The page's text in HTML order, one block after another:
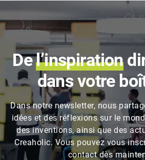
Del’inspiration
dans votre
Dans notre newsletter, nous
idées et des réflexions sur le
des inventions, ainsi que des
Creaholic. Vous pouvez vous
contact dès